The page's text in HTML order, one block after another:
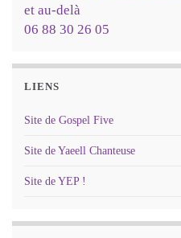
et au-delà
06 88 30 26 05
LIENS
Site de Gospel Five
Site de Yaeell Chanteuse
Site de YEP !